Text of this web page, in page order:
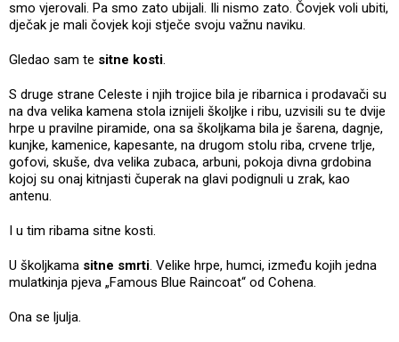
smo vjerovali. Pa smo zato ubijali. Ili nismo zato. Čovjek voli ubiti,
dječak je mali čovjek koji stječe svoju važnu naviku.
Gledao sam te sitne kosti.
S druge strane Celeste i njih trojice bila je ribarnica i prodavači su
na dva velika kamena stola iznijeli školjke i ribu, uzvisili su te dvije
hrpe u pravilne piramide, ona sa školjkama bila je šarena, dagnje,
kunjke, kamenice, kapesante, na drugom stolu riba, crvene trlje,
gofovi, skuše, dva velika zubaca, arbuni, pokoja divna grdobina
kojoj su onaj kitnjasti čuperak na glavi podignuli u zrak, kao
antenu.
I u tim ribama sitne kosti.
U školjkama sitne smrti. Velike hrpe, humci, između kojih jedna
mulatkinja pjeva „Famous Blue Raincoat“ od Cohena.
Ona se ljulja.